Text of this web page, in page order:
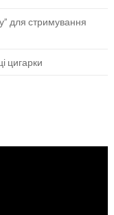
для стримування
цигарки